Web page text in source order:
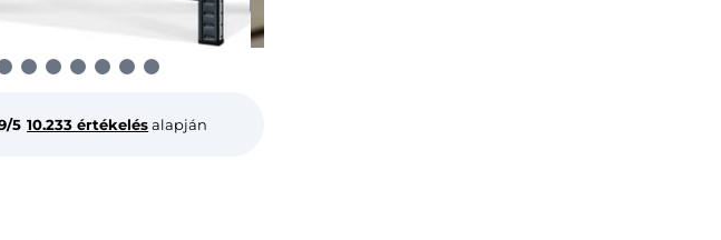
5 10.233 értékelésalapján